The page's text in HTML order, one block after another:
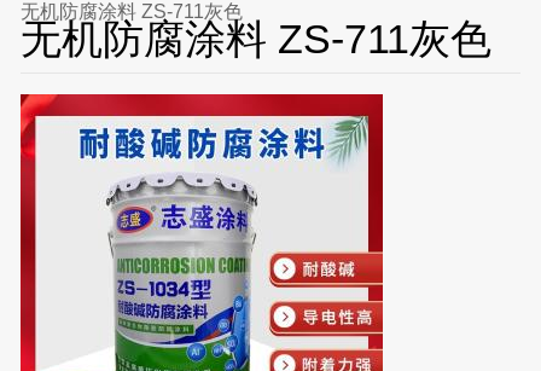
无机防腐涂料 ZS-711灰色
无机防腐涂料 ZS-711灰色